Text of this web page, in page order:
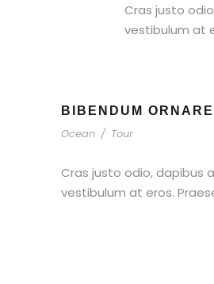
Cras justo
vestibulum at
BIBENDUM
Ocean / Tour
Cras justo odio, dapibus
vestibulum at eros.